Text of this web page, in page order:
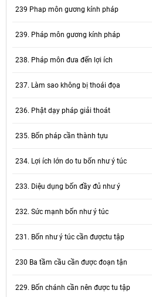
239 Phap môn gương kính pháp
239. Pháp môn gương kính pháp
238. Pháp môn đưa đến lợi ích
237. Làm sao không bị thoái đọa
236. Phật dạy pháp giải thoát
235. Bốn pháp cần thành tựu
234. Lợi ích lớn do tu bốn như ý túc
233. Diệu dụng bốn đầy đủ như ý
232. Sức mạnh bốn như ý túc
231. Bốn như ý túc cần đượctu tập
230 Ba tầm cầu cần được đoạn tận
229. Bốn chánh cần nên được tu tập